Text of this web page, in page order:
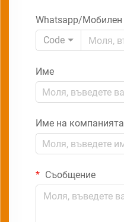
Whatsapp/Мобилен
Code
Име
Име на компанията
Съобщение